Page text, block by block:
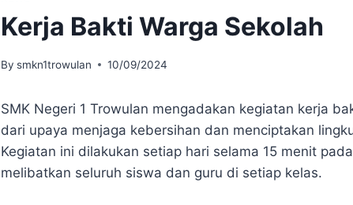
Kerja Bakti Warga Sekolah
By smkn1trowulan 10/09/2024
SMK Negeri 1 Trowulan mengadakan kegiatan kerja
dari upaya menjaga kebersihan dan menciptakan
Kegiatan ini dilakukan setiap hari selama 15 menit
melibatkan seluruh siswa dan guru di setiap kelas.